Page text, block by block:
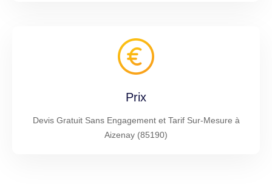
Prix
Devis Gratuit Sans Engagement et Tarif Sur-Mesure à
Aizenay (85190)